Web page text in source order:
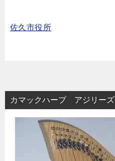
佐久市役所
カマックハープ アジリーズ